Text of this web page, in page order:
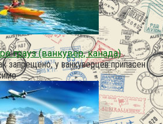
грауз (ванкувер, канада)
запрещено, у ванкуверцев припасен